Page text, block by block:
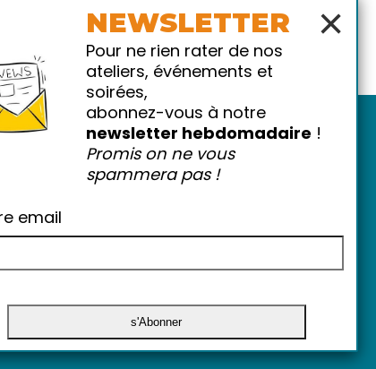
-FAQ
×
NEWSLETTER
Pour ne rien rater de nos
ateliers, événements et
soirées,
abonnez-vous à notre
newsletter hebdomadaire !
Promis on ne vous
spammera pas !
email